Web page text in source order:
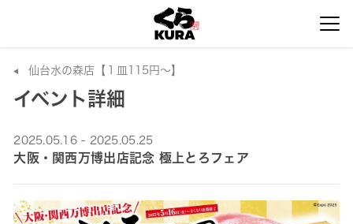
仙台水の森店【１皿115円～】
イベント詳細
2025.05.16 - 2025.05.25
大阪・関西万博出店記念 極上とろフェア